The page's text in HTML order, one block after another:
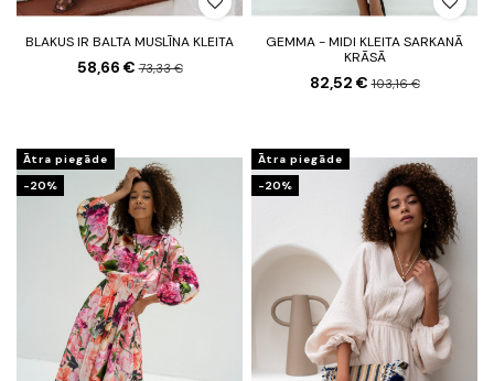
BLAKUS IR BALTA MUSLĪNA KLEITA
58,66 €73,33 €
GEMMA - MIDI KLEITA SARKANĀ
KRĀSĀ
82,52 €103,16 €
Ātra piegāde
-20%
Ātra piegāde
-20%